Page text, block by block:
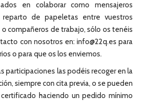
en colaborar como mensajeros
de papeletas entre vuestros
o compañeros de trabajo, sólo os tenéis
con nosotros en: info@22q.es para
o para que os los enviemos.
participaciones las podéis recoger en la
siempre con cita previa, o se pueden
haciendo un pedido mínimo